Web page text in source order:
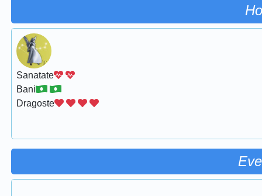
Sanatate
Bani
Dragoste